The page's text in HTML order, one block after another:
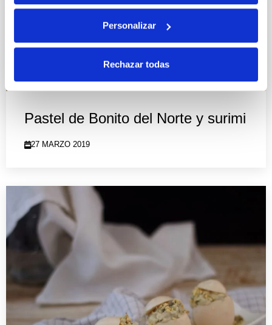
Personalizar
Rechazar todas
Pastel de Bonito del Norte y surimi
27 MARZO 2019